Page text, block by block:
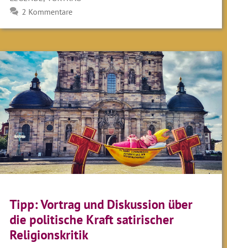
2 Kommentare
Tipp: Vortrag und Diskussion über
die politische Kraft satirischer
Religionskritik